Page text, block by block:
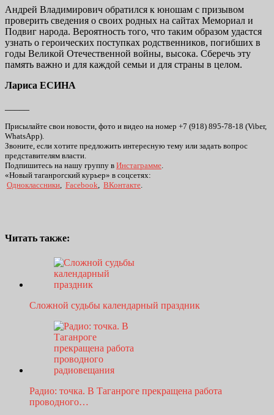
Андрей Владимирович обратился к юношам с призывом
проверить сведения о своих родных на сайтах Мемориал и
Подвиг народа. Вероятность того, что таким образом удастся
узнать о героических поступках родственников, погибших в
годы Великой Отечественной войны, высока. Сберечь эту
память важно и для каждой семьи и для страны в целом.
Лариса ЕСИНА
Присылайте свои новости, фото и видео на номер +7 (918) 895-78-18 (Viber,
WhatsApp).
Звоните, если хотите предложить интересную тему или задать вопрос
представителям власти.
Подпишитесь на нашу группу в Инстаграмме.
«Новый таганрогский курьер» в соцсетях:
Одноклассники, Facebook, ВКонтакте.
Читать также:
Сложной судьбы календарный праздник
Радио: точка. В Таганроге прекращена работа
проводного…